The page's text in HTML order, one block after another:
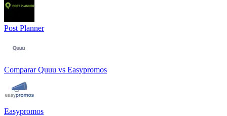
Post Planner
Comparar Quuu vs Easypromos
Easypromos